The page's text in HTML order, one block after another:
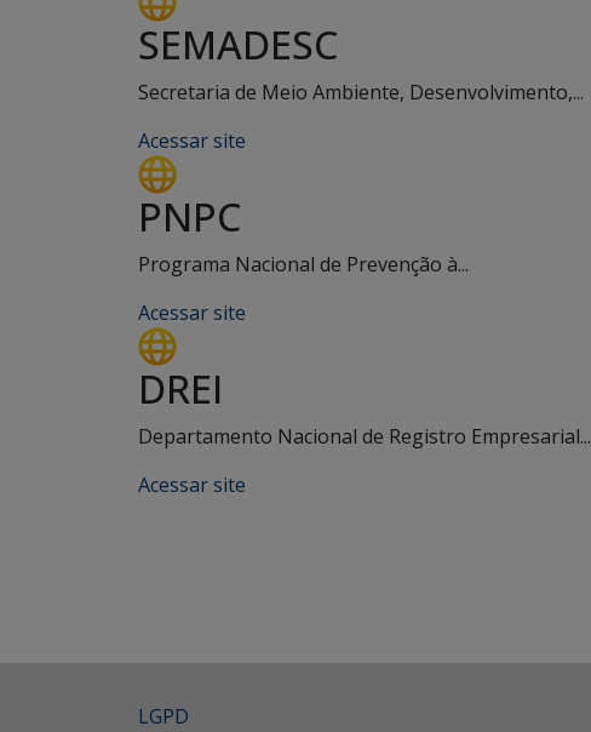
SEMADESC
Secretaria de Meio Ambiente, Desenvolvimento,...
Acessar site
PNPC
Programa Nacional de Prevenção à...
Acessar site
DREI
Departamento Nacional de Registro Empresarial...
Acessar site
LGPD